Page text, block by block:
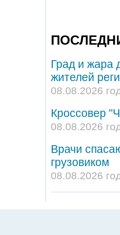
Град и жара
жителей
08.08.2026
Кроссовер
08.08.2026
Врачи
грузовиком
08.08.2026